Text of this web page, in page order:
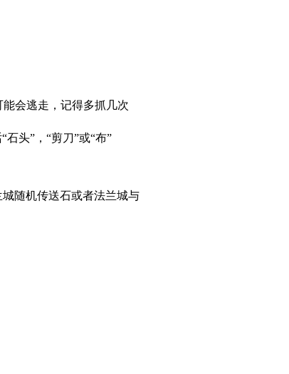
会逃走，记得多抓几次
头”，“剪刀”或“布”
随机传送石或者法兰城与